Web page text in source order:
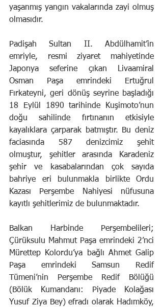
yaşanmış yangın vakalarında zayi olmuş
olmasıdır.
Padişah Sultan II. Abdülhamit’in
emriyle, resmi ziyaret mahiyetinde
Japonya seferine çıkan Livaamiral
Osman Paşa emrindeki Ertuğrul
Fırkateyni, geri dönüş seyrine başladığı
18 Eylül 1890 tarihinde Kuşimoto’nun
doğu sahilinde fırtınanın etkisiyle
kayalıklara çarparak batmıştır. Bu deniz
faciasında 587 denizcimiz şehit
olmuştur, şehitler arasında Karadeniz
şehir ve kasabalarından çok sayıda
bahriye eri bulunmakla birlikte Ordu
Kazası Perşembe Nahiyesi nüfusuna
kayıtlı şehitlerimiz de bulunmaktadır.
Balkan Harbinde Perşembelileri;
Çürüksulu Mahmut Paşa emrindeki 2’nci
Mürettep Kolordu’ya bağlı Ahmet Galip
Paşa emrindeki Samsun Redif
Tümeni’nin Perşembe Redif Bölüğü
(Bölük Kumandanı: Piyade Kolağası
Yusuf Ziya Bey) efradı olarak Hadımköy,